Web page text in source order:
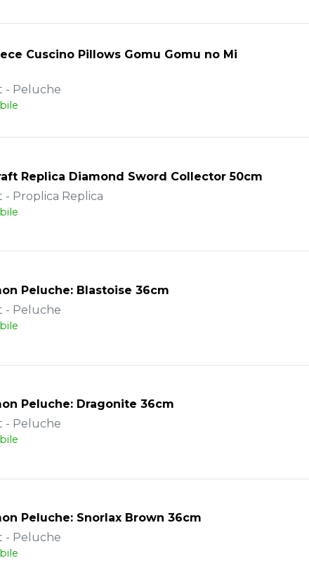
Cuscino Pillows Gomu Gomu no Mi
- Peluche
Replica Diamond Sword Collector 50cm
- Proplica Replica
Peluche: Blastoise 36cm
- Peluche
Peluche: Dragonite 36cm
- Peluche
Peluche: Snorlax Brown 36cm
- Peluche